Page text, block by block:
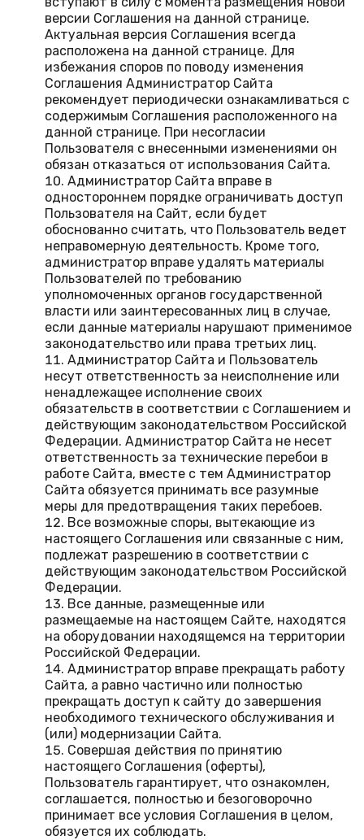
версии Соглашения на данной странице.
Актуальная версия Соглашения всегда
расположена на данной странице. Для
избежания споров по поводу изменения
Соглашения Администратор Сайта
рекомендует периодически ознакамливаться с
содержимым Соглашения расположенного на
данной странице. При несогласии
Пользователя с внесенными изменениями он
обязан отказаться от использования Сайта.
Администратор Сайта вправе в
одностороннем порядке ограничивать доступ
Пользователя на Сайт, если будет
обоснованно считать, что Пользователь ведет
неправомерную деятельность. Кроме того,
администратор вправе удалять материалы
Пользователей по требованию
уполномоченных органов государственной
власти или заинтересованных лиц в случае,
если данные материалы нарушают применимое
законодательство или права третьих лиц.
Администратор Сайта и Пользователь
несут ответственность за неисполнение или
ненадлежащее исполнение своих
обязательств в соответствии с Соглашением и
действующим законодательством Российской
Федерации. Администратор Сайта не несет
ответственность за технические перебои в
работе Сайта, вместе с тем Администратор
Сайта обязуется принимать все разумные
меры для предотвращения таких перебоев.
Все возможные споры, вытекающие из
настоящего Соглашения или связанные с ним,
подлежат разрешению в соответствии с
действующим законодательством Российской
Федерации.
Все данные, размещенные или
размещаемые на настоящем Сайте, находятся
на оборудовании находящемся на территории
Российской Федерации.
Администратор вправе прекращать работу
Сайта, а равно частично или полностью
прекращать доступ к сайту до завершения
необходимого технического обслуживания и
(или) модернизации Сайта.
Совершая действия по принятию
настоящего Соглашения (оферты),
Пользователь гарантирует, что ознакомлен,
соглашается, полностью и безоговорочно
принимает все условия Соглашения в целом,
обязуется их соблюдать.